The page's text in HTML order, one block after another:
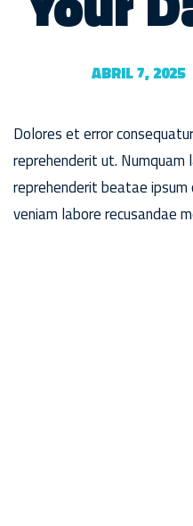
ABRIL 7, 2025
Dolores et error
reprehenderit ut. Numquam
reprehenderit beatae ipsum
veniam labore recusandae